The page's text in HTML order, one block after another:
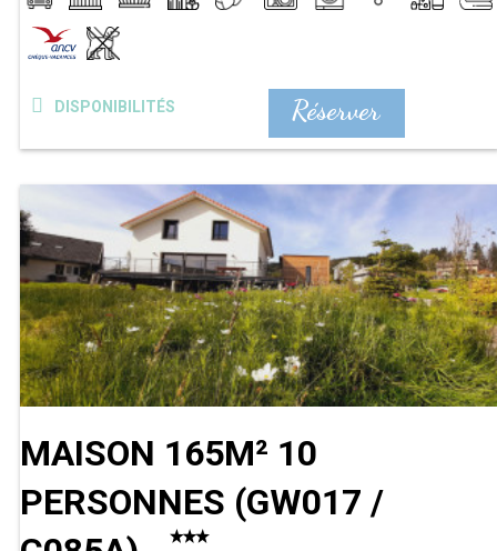
Réserver
DISPONIBILITÉS
MAISON 165M² 10
PERSONNES (GW017 /